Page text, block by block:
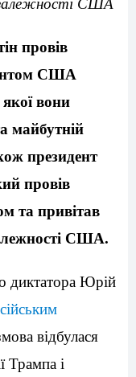
провів
США
вони
майбутній
президент
провів
та привітав
США.
диктатора Юрій
відбулася
Трампа і